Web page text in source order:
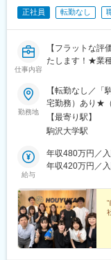
正社員 転勤なし
仕事内容
【フラットな
たします！★業
勤務地
【転勤なし／
宅勤務）あり★
沢1-4-15 真井
駅／駒沢公園口
【最寄り駅】
駒沢大学駅
給与
年収480万円／
年収420万円／